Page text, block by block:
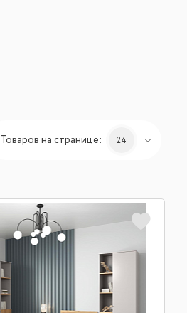
Товаров на странице: 24